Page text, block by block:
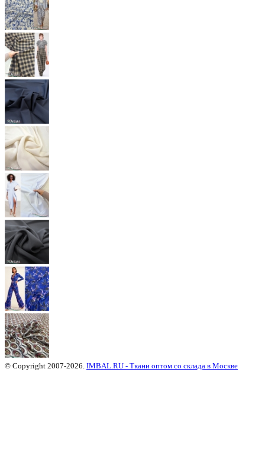
© Copyright 2007-2026. IMBAL.RU - Ткани оптом со склада в Москве